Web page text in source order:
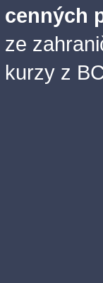
cenných
ze
kurzy z